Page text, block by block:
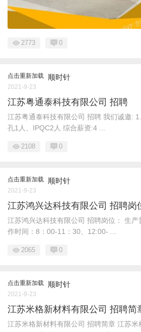
2773 0
点击重新加载 顺时针
2021-9-23
江苏粤通泰科技有限公司 招聘
江苏粤通泰科技有限公司 招聘 我们诚邀:
孔1人、IPQC2人 综合薪资:4 ...
2108 0
点击重新加载 顺时针
2021-9-23
江苏鸿兴达科技有限公司 招聘岗
江苏鸿兴达科技有限公司 招聘岗位： 生
作时间：8：00-11：30、12:00- ...
2065 0
点击重新加载 顺时针
2021-9-23
江苏米格新材料有限公司 招聘简
江苏米格新材料有限公司 招聘简章 江苏